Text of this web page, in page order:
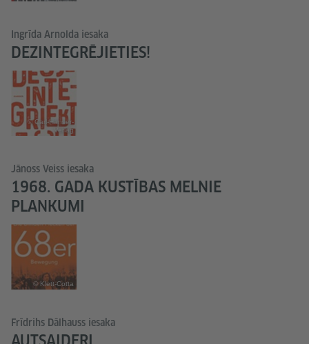
Ingrīda Arnolda iesaka
DEZINTEGRĒJIETIES!
© Carl-Hanser-
Verlag
Jānoss Veiss iesaka
1968. GADA KUSTĪBAS MELNIE
PLANKUMI
© Klett-Cotta
Frīdrihs Dālhauss iesaka